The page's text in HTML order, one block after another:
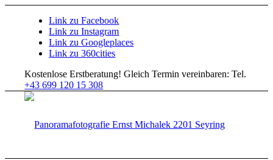
Link zu Facebook
Link zu Instagram
Link zu Googleplaces
Link zu 360cities
Kostenlose Erstberatung! Gleich Termin vereinbaren: Tel.
+43 699 120 15 308